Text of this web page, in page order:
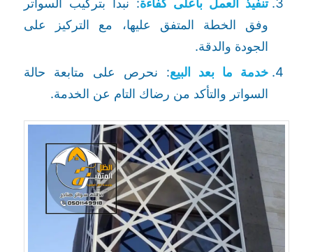
تنفيذ العمل بأعلى كفاءة: نبدأ بتركيب السواتر
وفق الخطة المتفق عليها، مع التركيز على
الجودة والدقة.
خدمة ما بعد البيع: نحرص على متابعة حالة
السواتر والتأكد من رضاك التام عن الخدمة.